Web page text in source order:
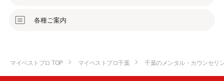
各種ご案内
マイベストプロ TOP マイベストプロ千葉 千葉のメンタル・カウンセリ